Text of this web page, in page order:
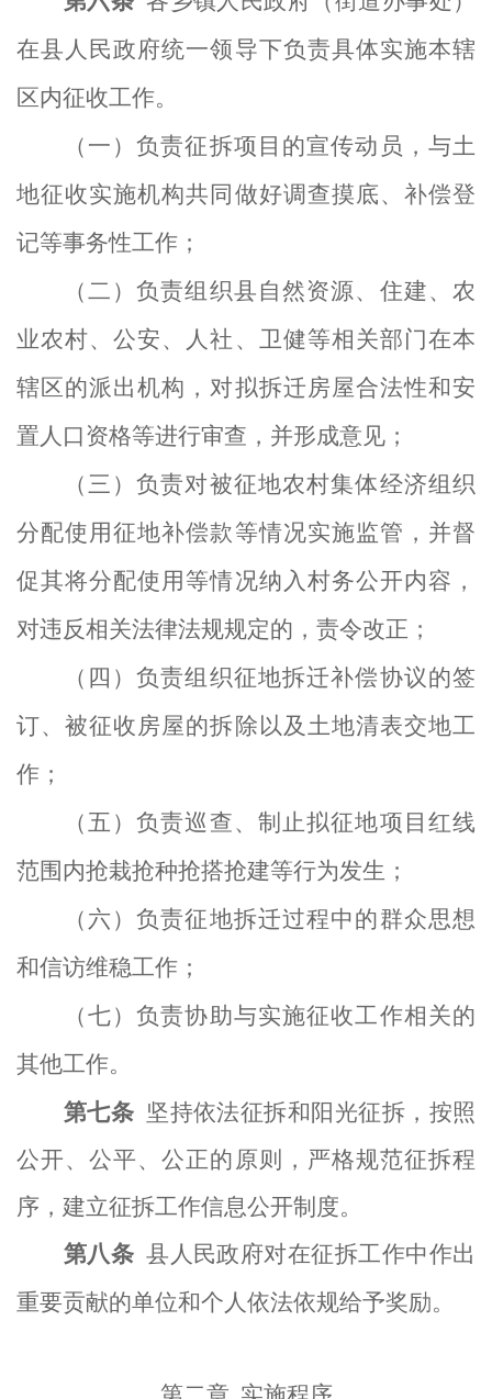
在县人民政府统一领导下负责具体实施本辖
区内征收工作。
（一）负责征拆项目的宣传动员， 与土
地征收实施机构共同 做好调查摸底、补偿登
记等事务性工作；
（二）负责组织县自然资源、住建、农
业农村、公安、人社、卫健等相关部门在本
辖区的派出机构 ，对拟拆迁房屋合法性和安
置人口资格等进行审查 ，并形成意见；
（三）负责对被征地农村集体经济组织
分配使用征地补偿款等情况实施监管 ， 并督
促其将分配使用等情况纳入村务公开内容 ，
对违反相关法律法规规定的，责令改正 ；
（四）负责组织征地拆迁补偿协议的签
订、被征收房屋的拆除以及土地清表交地工
作；
（五）负责巡查、制止拟征地项目红线
范围内抢栽抢种抢搭抢建等行为发生；
（六）负责征地拆迁过程中的群众思想
和信访维稳工作；
（七）负责协助与实施征收工作相关的
其他工作。
第七条 坚持依法征拆和阳光征拆，按照
公开、公平、公正的原则，严格规范征拆程
序，建立征拆工作信息公开制度。
第八条 县人民政府对在征拆工作中作出
重要贡献的单位和个人依法依规给予奖励。